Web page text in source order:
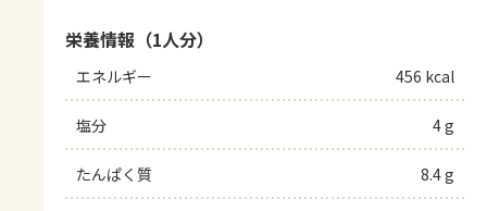
栄養情報（1人分）
エネルギー 456 kcal
塩分 4 g
たんぱく質 8.4 g